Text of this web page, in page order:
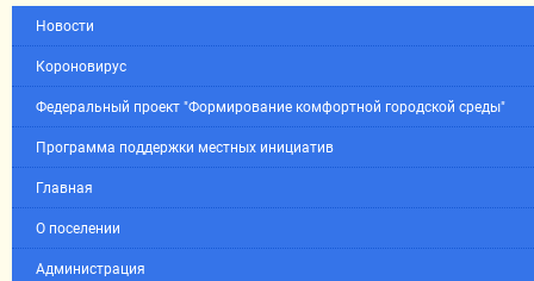
Новости
Короновирус
Федеральный проект "Формирование комфортной городской среды"
Программа поддержки местных инициатив
Главная
О поселении
Администрация